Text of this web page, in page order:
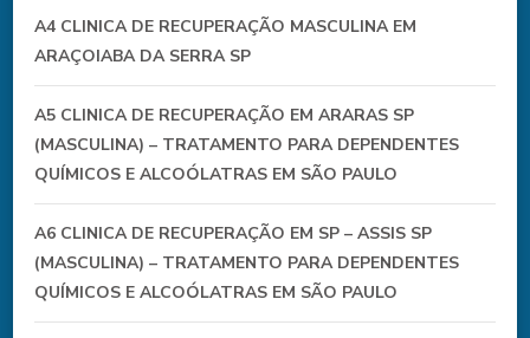
A4 CLINICA DE RECUPERAÇÃO MASCULINA EM
ARAÇOIABA DA SERRA SP
A5 CLINICA DE RECUPERAÇÃO EM ARARAS SP
(MASCULINA) – TRATAMENTO PARA DEPENDENTES
QUÍMICOS E ALCOÓLATRAS EM SÃO PAULO
A6 CLINICA DE RECUPERAÇÃO EM SP – ASSIS SP
(MASCULINA) – TRATAMENTO PARA DEPENDENTES
QUÍMICOS E ALCOÓLATRAS EM SÃO PAULO